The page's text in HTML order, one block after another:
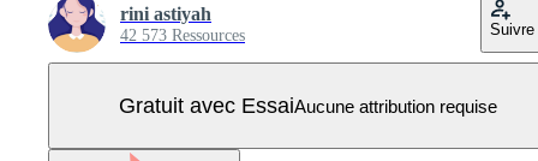
rini astiyah
42 573 Ressources Suivre
Gratuit avec EssaiAucune attribution requise